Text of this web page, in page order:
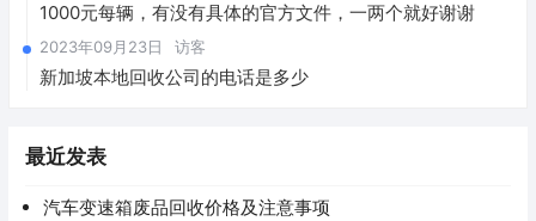
1000元每辆，有没有具体的官方文件，一两个就好谢谢
2023年09月23日 访客
新加坡本地回收公司的电话是多少
最近发表
汽车变速箱废品回收价格及注意事项